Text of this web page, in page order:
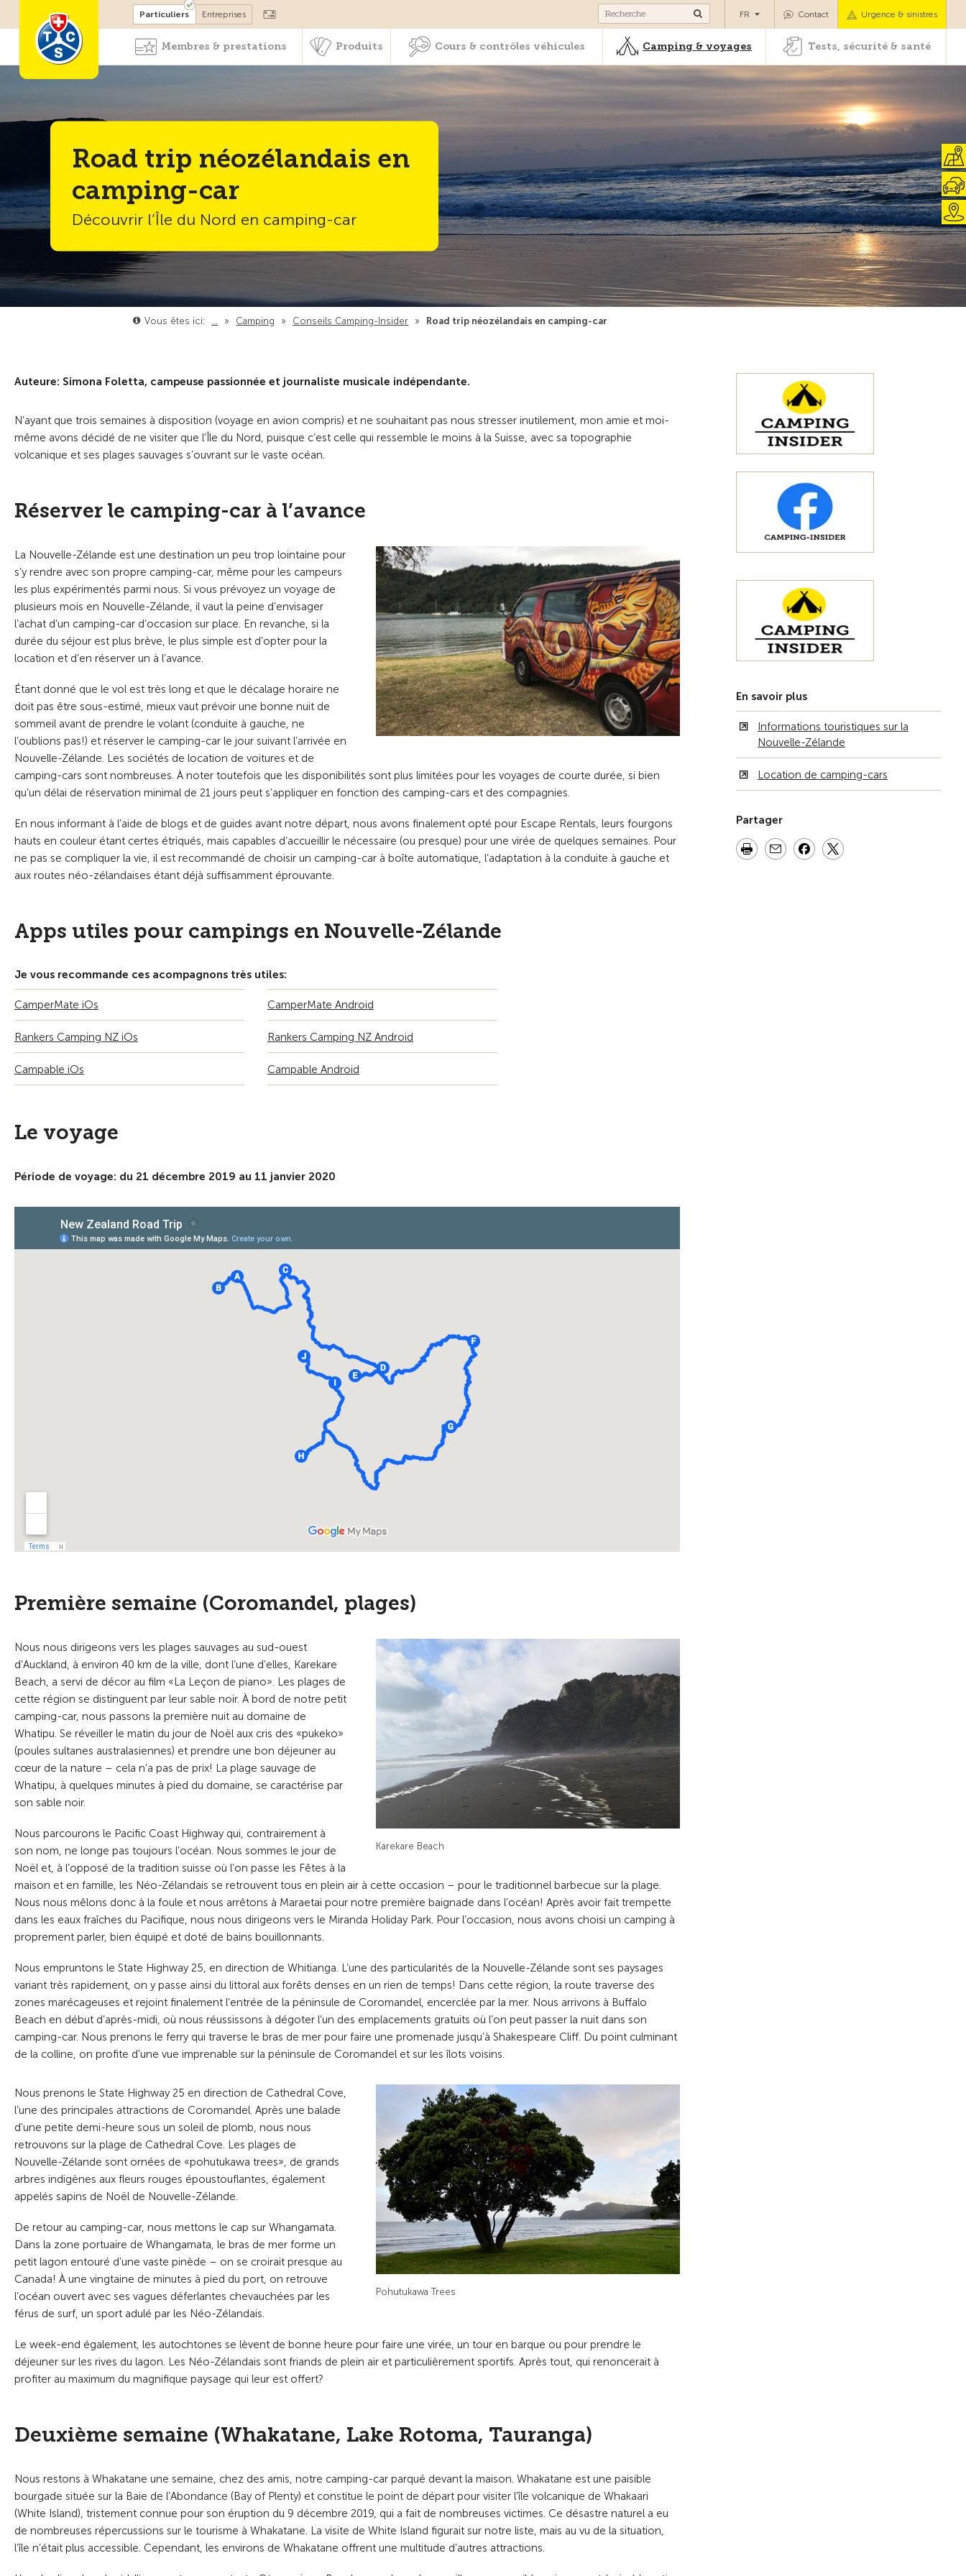
Devenir membre Cours & contrôles véhicules Camping & voyages Tests, sécurité & santé
Particuliers Entreprises Contact Urgence & sinistres
FR
Membres & prestations Produits Cours & contrôles véhicules Camping & voyages Tests, sécurité & santé
Road trip néozélandais en
camping-car
Découvrir l’Île du Nord en camping-car
Vous êtes ici: … » Camping » Conseils Camping-Insider » Road trip néozélandais en camping-car
Auteure: Simona Foletta, campeuse passionnée et journaliste musicale indépendante.
N’ayant que trois semaines à disposition (voyage en avion compris) et ne souhaitant pas nous stresser inutilement, mon amie et moi-
même avons décidé de ne visiter que l’Île du Nord, puisque c’est celle qui ressemble le moins à la Suisse, avec sa topographie
volcanique et ses plages sauvages s’ouvrant sur le vaste océan.
Réserver le camping-car à l’avance
La Nouvelle-Zélande est une destination un peu trop lointaine pour
s’y rendre avec son propre camping-car, même pour les campeurs
les plus expérimentés parmi nous. Si vous prévoyez un voyage de
plusieurs mois en Nouvelle-Zélande, il vaut la peine d’envisager
l’achat d’un camping-car d’occasion sur place. En revanche, si la
durée du séjour est plus brève, le plus simple est d’opter pour la
location et d’en réserver un à l’avance.
Étant donné que le vol est très long et que le décalage horaire ne
doit pas être sous-estimé, mieux vaut prévoir une bonne nuit de
sommeil avant de prendre le volant (conduite à gauche, ne
l’oublions pas!) et réserver le camping-car le jour suivant l’arrivée en
Nouvelle-Zélande. Les sociétés de location de voitures et de
camping-cars sont nombreuses. À noter toutefois que les disponibilités sont plus limitées pour les voyages de courte durée, si bien
qu’un délai de réservation minimal de 21 jours peut s’appliquer en fonction des camping-cars et des compagnies.
En nous informant à l’aide de blogs et de guides avant notre départ, nous avons finalement opté pour Escape Rentals, leurs fourgons
hauts en couleur étant certes étriqués, mais capables d’accueillir le nécessaire (ou presque) pour une virée de quelques semaines. Pour
ne pas se compliquer la vie, il est recommandé de choisir un camping-car à boîte automatique, l’adaptation à la conduite à gauche et
aux routes néo-zélandaises étant déjà suffisamment éprouvante.
Apps utiles pour campings en Nouvelle-Zélande
Je vous recommande ces acompagnons très utiles:
CamperMate iOs
Rankers Camping NZ iOs
Campable iOs
CamperMate Android
Rankers Camping NZ Android
Campable Android
Le voyage
Période de voyage: du 21 décembre 2019 au 11 janvier 2020
Première semaine (Coromandel, plages)
Karekare Beach
Nous nous dirigeons vers les plages sauvages au sud-ouest
d’Auckland, à environ 40 km de la ville, dont l’une d’elles, Karekare
Beach, a servi de décor au film «La Leçon de piano». Les plages de
cette région se distinguent par leur sable noir. À bord de notre petit
camping-car, nous passons la première nuit au domaine de
Whatipu. Se réveiller le matin du jour de Noël aux cris des «pukeko»
(poules sultanes australasiennes) et prendre une bon déjeuner au
cœur de la nature – cela n’a pas de prix! La plage sauvage de
Whatipu, à quelques minutes à pied du domaine, se caractérise par
son sable noir.
Nous parcourons le Pacific Coast Highway qui, contrairement à
son nom, ne longe pas toujours l’océan. Nous sommes le jour de
Noël et, à l’opposé de la tradition suisse où l’on passe les Fêtes à la
maison et en famille, les Néo-Zélandais se retrouvent tous en plein air à cette occasion – pour le traditionnel barbecue sur la plage.
Nous nous mêlons donc à la foule et nous arrêtons à Maraetai pour notre première baignade dans l’océan! Après avoir fait trempette
dans les eaux fraîches du Pacifique, nous nous dirigeons vers le Miranda Holiday Park. Pour l’occasion, nous avons choisi un camping à
proprement parler, bien équipé et doté de bains bouillonnants.
Nous empruntons le State Highway 25, en direction de Whitianga. L’une des particularités de la Nouvelle-Zélande sont ses paysages
variant très rapidement, on y passe ainsi du littoral aux forêts denses en un rien de temps! Dans cette région, la route traverse des
zones marécageuses et rejoint finalement l’entrée de la péninsule de Coromandel, encerclée par la mer. Nous arrivons à Buffalo
Beach en début d’après-midi, où nous réussissons à dégoter l’un des emplacements gratuits où l’on peut passer la nuit dans son
camping-car. Nous prenons le ferry qui traverse le bras de mer pour faire une promenade jusqu’à Shakespeare Cliff. Du point culminant
de la colline, on profite d’une vue imprenable sur la péninsule de Coromandel et sur les îlots voisins.
Pohutukawa Trees
Nous prenons le State Highway 25 en direction de Cathedral Cove,
l’une des principales attractions de Coromandel. Après une balade
d’une petite demi-heure sous un soleil de plomb, nous nous
retrouvons sur la plage de Cathedral Cove. Les plages de
Nouvelle-Zélande sont ornées de «pohutukawa trees», de grands
arbres indigènes aux fleurs rouges époustouflantes, également
appelés sapins de Noël de Nouvelle-Zélande.
De retour au camping-car, nous mettons le cap sur Whangamata.
Dans la zone portuaire de Whangamata, le bras de mer forme un
petit lagon entouré d’une vaste pinède – on se croirait presque au
Canada! À une vingtaine de minutes à pied du port, on retrouve
l’océan ouvert avec ses vagues déferlantes chevauchées par les
férus de surf, un sport adulé par les Néo-Zélandais.
Le week-end également, les autochtones se lèvent de bonne heure pour faire une virée, un tour en barque ou pour prendre le
déjeuner sur les rives du lagon. Les Néo-Zélandais sont friands de plein air et particulièrement sportifs. Après tout, qui renoncerait à
profiter au maximum du magnifique paysage qui leur est offert?
Deuxième semaine (Whakatane, Lake Rotoma, Tauranga)
Nous restons à Whakatane une semaine, chez des amis, notre camping-car parqué devant la maison. Whakatane est une paisible
bourgade située sur la Baie de l’Abondance (Bay of Plenty) et constitue le point de départ pour visiter l’île volcanique de Whakaari
(White Island), tristement connue pour son éruption du 9 décembre 2019, qui a fait de nombreuses victimes. Ce désastre naturel a eu
de nombreuses répercussions sur le tourisme à Whakatane. La visite de White Island figurait sur notre liste, mais au vu de la situation,
l’île n’était plus accessible. Cependant, les environs de Whakatane offrent une multitude d’autres attractions.
En savoir plus
Informations touristiques sur la
Nouvelle-Zélande
Location de camping-cars
Partager